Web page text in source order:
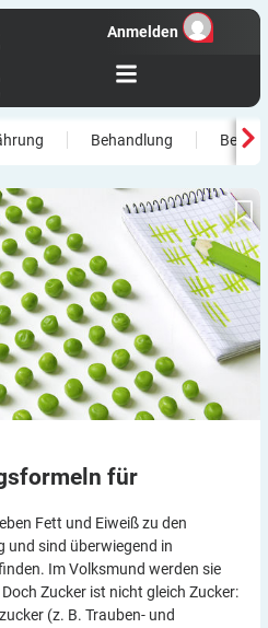
Anmelden
Behandlung
für Lebensmittel
für
Fett und Eiweiß zu den
sind überwiegend in
Im Volksmund werden sie
Zucker ist nicht gleich Zucker:
(z. B. Trauben- und